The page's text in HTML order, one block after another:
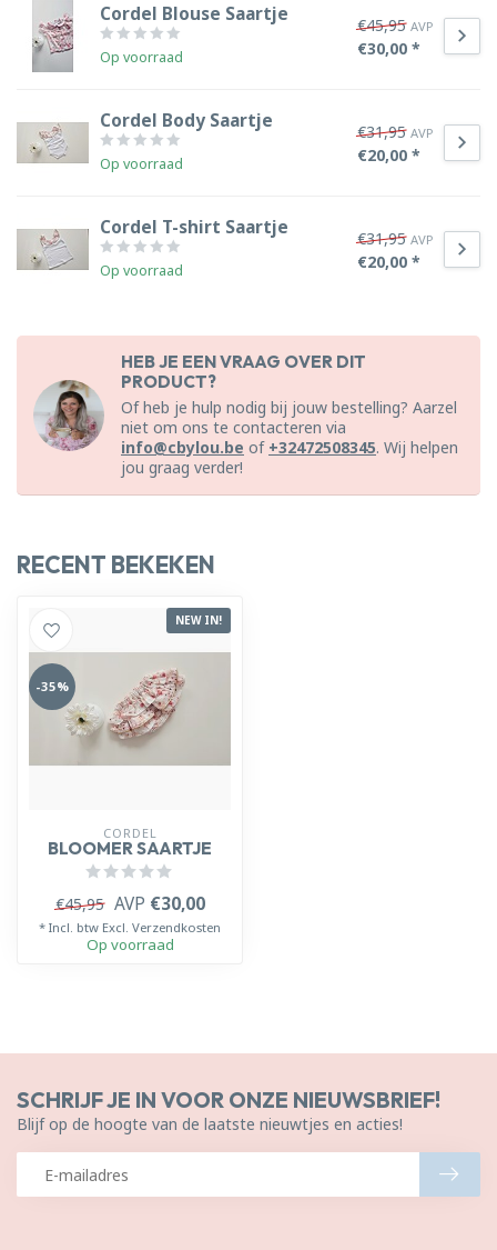
Cordel Blouse Saartje
Op voorraad
€45,95 AVP
€30,00 *
Cordel Body Saartje
Op voorraad
€31,95 AVP
€20,00 *
Cordel T-shirt Saartje
Op voorraad
€31,95 AVP
€20,00 *
HEB JE EEN VRAAG OVER DIT
PRODUCT?
Of heb je hulp nodig bij jouw bestelling? Aarzel
niet om ons te contacteren via
info@cbylou.be of +32472508345. Wij helpen
jou graag verder!
RECENT BEKEKEN
NEW IN!
-35%
CORDEL
BLOOMER SAARTJE
€45,95 AVP €30,00
* Incl. btw Excl. Verzendkosten
Op voorraad
SCHRIJF JE IN VOOR ONZE NIEUWSBRIEF!
Blijf op de hoogte van de laatste nieuwtjes en acties!